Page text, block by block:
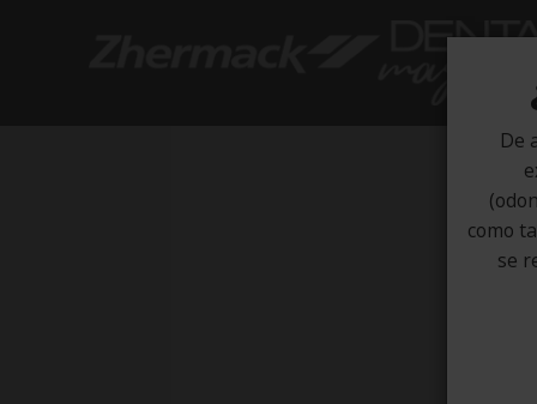
De
como
se